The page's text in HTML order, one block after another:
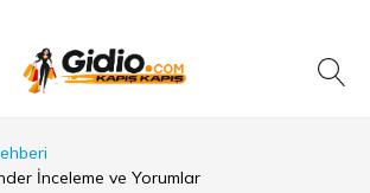
İnceleme ve Yorumlar